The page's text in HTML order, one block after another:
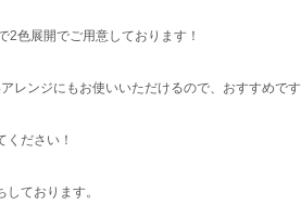
2色展開でご用意しております！
レンジにもお使いいただけるので、おすすめです
ください！
ております。